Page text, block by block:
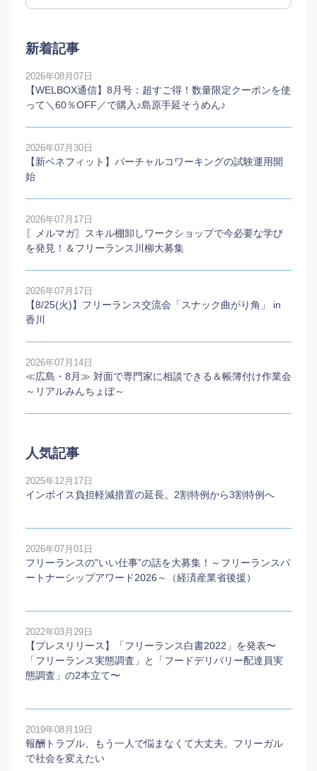
新着記事
2026年08月07日
【WELBOX通信】8月号：超すご得！数量限定クーポンを使
って＼60％OFF／で購入♪島原手延そうめん♪
2026年07月30日
【新ベネフィット】バーチャルコワーキングの試験運用開
始
2026年07月17日
〖メルマガ〗スキル棚卸しワークショップで今必要な学び
を発見！＆フリーランス川柳大募集
2026年07月17日
【8/25(火)】フリーランス交流会「スナック曲がり角」 in
香川
2026年07月14日
≪広島・8月≫ 対面で専門家に相談できる＆帳簿付け作業会
～リアルみんちょぼ～
人気記事
2025年12月17日
インボイス負担軽減措置の延長。2割特例から3割特例へ
2026年07月01日
フリーランスの”いい仕事”の話を大募集！～フリーランスパ
ートナーシップアワード2026～（経済産業省後援）
2022年03月29日
【プレスリリース】「フリーランス白書2022」を発表〜
「フリーランス実態調査」と「フードデリバリー配達員実
態調査」の2本⽴て〜
2019年08月19日
報酬トラブル、もう一人で悩まなくて大丈夫。フリーガル
で社会を変えたい